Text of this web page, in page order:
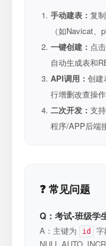
手动建表： 复
（如Navicat
一键创建： 点
自动生成表和
API调用： 创建
行增删改查操作
二次开发： 支
程序/APP后端
❓ 常见问题
Q：考试-班级学
A：主键为 id
字